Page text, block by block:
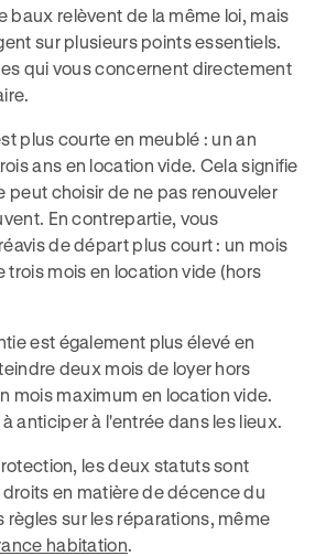
baux relèvent de la même loi, mais
sur plusieurs points essentiels.
qui vous concernent directement
plus courte en meublé : un an
ans en location vide. Cela signifie
peut choisir de ne pas renouveler
En contrepartie, vous
de départ plus court : un mois
trois mois en location vide (hors
est également plus élevé en
deux mois de loyer hors
mois maximum en location vide.
anticiper à l'entrée dans les lieux.
les deux statuts sont
en matière de décence du
règles sur les réparations, même
habitation.